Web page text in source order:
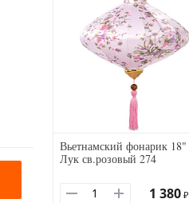
Вьетнамский фонарик 18"
Лук св.розовый 274
1 380 ₽